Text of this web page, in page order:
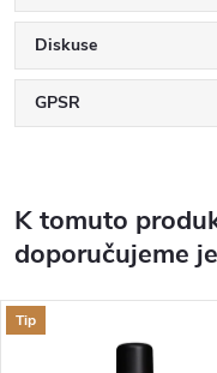
Diskuse
GPSR
K tomuto
doporučujeme
Tip